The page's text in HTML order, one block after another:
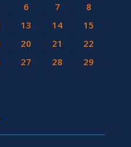
6 7
8
13 14
15
20 21
22
27 28
29